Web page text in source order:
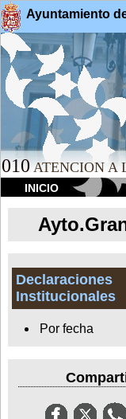
Ayuntamiento
010 ATENCION A
INICIO
Declaraciones
Institucionales
Por fecha